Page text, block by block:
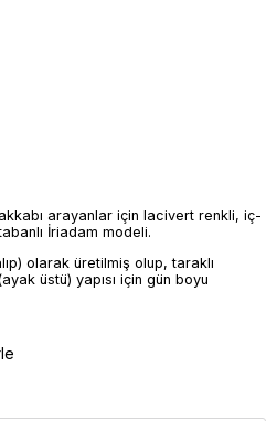
arayanlar için lacivert renkli, iç-
İriadam modeli.
olarak üretilmiş olup, taraklı
üstü) yapısı için gün boyu